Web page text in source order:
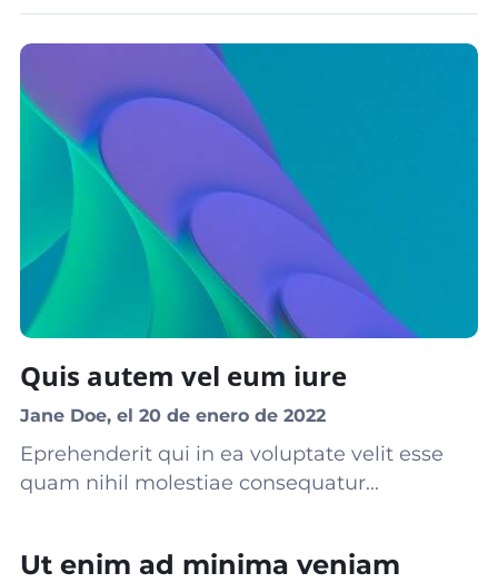
Quis autem vel eum iure
Jane Doe, el 20 de enero de 2022
Eprehenderit qui in ea voluptate velit esse
quam nihil molestiae consequatur...
Ut enim ad minima veniam